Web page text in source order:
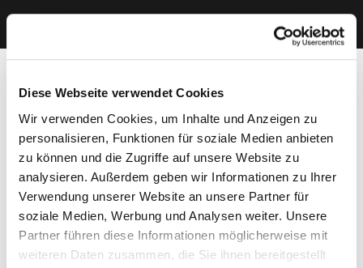
Diese Webseite verwendet Cookies
Wir verwenden Cookies, um Inhalte und Anzeigen zu
personalisieren, Funktionen für soziale Medien anbieten
zu können und die Zugriffe auf unsere Website zu
analysieren. Außerdem geben wir Informationen zu Ihrer
Verwendung unserer Website an unsere Partner für
soziale Medien, Werbung und Analysen weiter. Unsere
Partner führen diese Informationen möglicherweise mit
weiteren Daten zusammen, die Sie ihnen bereitgestellt